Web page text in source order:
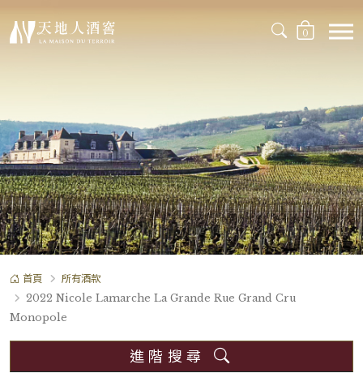
0
首頁
所有酒款
2022 Nicole Lamarche La Grande Rue Grand Cru
Monopole
進階搜尋